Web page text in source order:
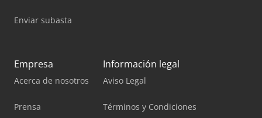
Enviar subasta
Empresa
Acerca de nosotros
Prensa
Información legal
Aviso Legal
Términos y Condiciones